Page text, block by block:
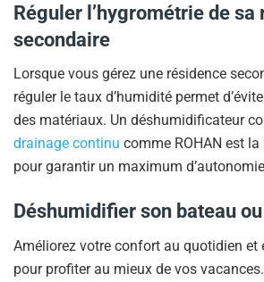
Réguler l’hygrométrie de sa
secondaire
Lorsque vous gérez une résidence
réguler le taux d’humidité permet
des matériaux. Un déshumidificateur
drainage continu comme ROHAN est
pour garantir un maximum
Déshumidifier son bateau
Améliorez votre confort au quotidien et
pour profiter au mieux de vos